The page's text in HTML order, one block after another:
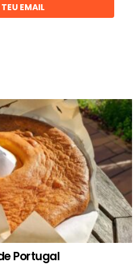
EMAIL
Portugal